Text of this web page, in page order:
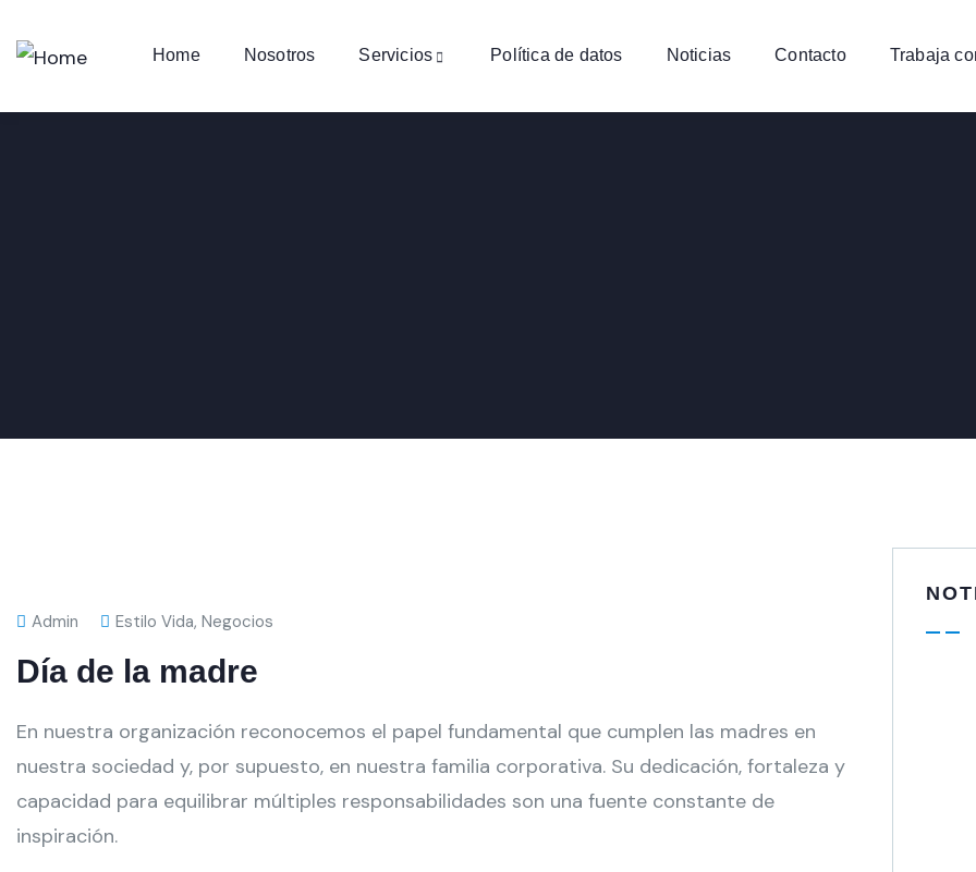
Home Nosotros Servicios Política de datos Noticias Contacto Trabaja
Admin Estilo Vida, Negocios
Día de la madre
En nuestra organización reconocemos el papel fundamental que cumplen las madres en
nuestra sociedad y, por supuesto, en nuestra familia corporativa. Su dedicación, fortaleza y
capacidad para equilibrar múltiples responsabilidades son una fuente constante de
inspiración.